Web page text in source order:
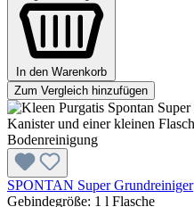
In den Warenkorb
Zum Vergleich hinzufügen
SPONTAN Super Grundreiniger
Gebindegröße: 1 l Flasche